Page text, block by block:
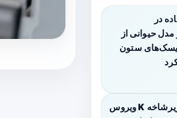
در
حیوانی از
ستون
کشف زودهنگام زیرشاخه K ویروس